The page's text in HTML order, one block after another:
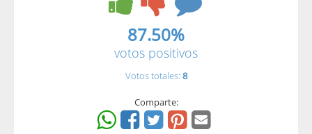
87.50%
votos positivos
Votos totales: 8
Comparte: